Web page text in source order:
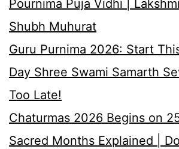
Pournima Puja Vidhi |
Shubh Muhurat
Guru Purnima 2026: Start
Day Shree Swami Samarth
Too Late!
Chaturmas 2026 Begins on
Sacred Months Explained |